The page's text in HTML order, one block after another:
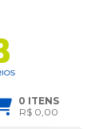
0 ITENS
R$ 0,00